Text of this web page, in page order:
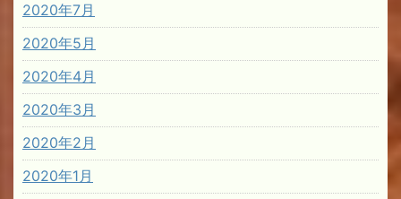
2020年7月
2020年5月
2020年4月
2020年3月
2020年2月
2020年1月